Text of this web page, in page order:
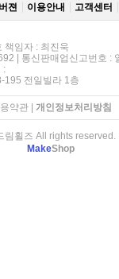
젼 이용안내 고객센터
책임자 : 최진욱
| 통신판매업신고번호 :
:
195 전일빌라 1층
약관| 개인정보처리방침
휠즈 All rights reserved.
MakeShop